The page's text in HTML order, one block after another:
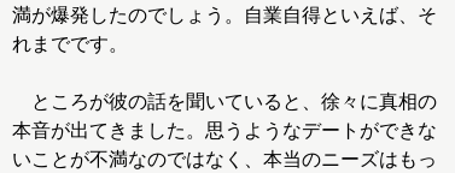
満が爆発したのでしょう。自業自得といえば、そ
れまでです。
ところが彼の話を聞いていると、徐々に真相の
本音が出てきました。思うようなデートができな
いことが不満なのではなく、本当のニーズはもっ